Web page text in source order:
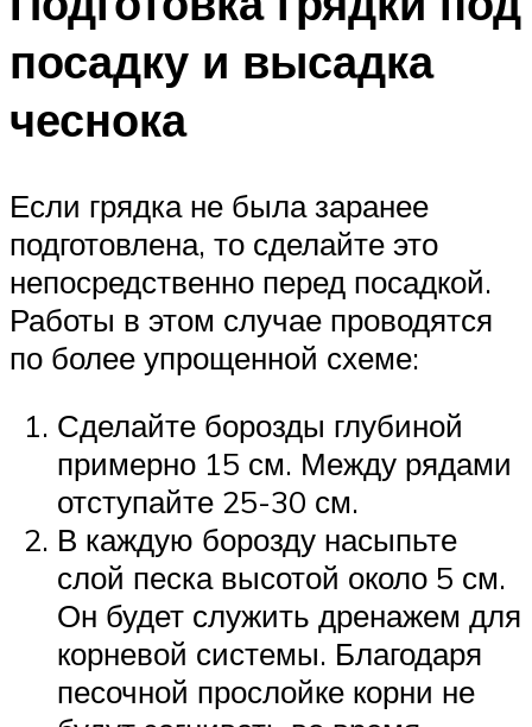
посадку и высадка
чеснока
Если грядка не была заранее
подготовлена, то сделайте это
непосредственно перед посадкой.
Работы в этом случае проводятся
по более упрощенной схеме:
Сделайте борозды глубиной
примерно 15 см. Между рядами
отступайте 25-30 см.
В каждую борозду насыпьте
слой песка высотой около 5 см.
Он будет служить дренажем для
корневой системы. Благодаря
песочной прослойке корни не